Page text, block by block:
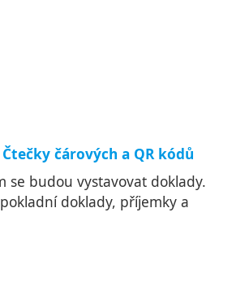
Čtečky čárových a QR kódů
se budou vystavovat doklady.
doklady, příjemky a